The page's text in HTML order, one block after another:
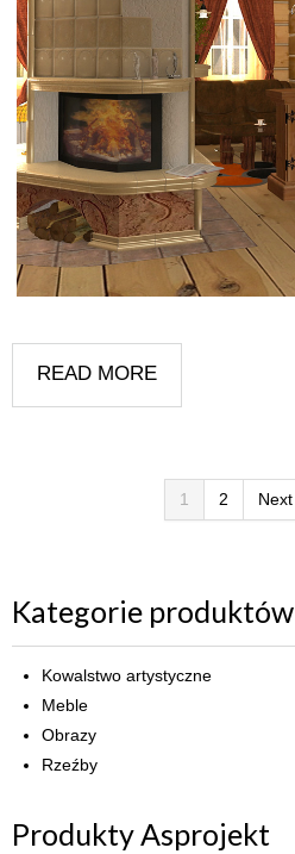
READ MORE
1 2 Next
Kategorie produktów
Kowalstwo artystyczne
Meble
Obrazy
Rzeźby
Produkty Asprojekt